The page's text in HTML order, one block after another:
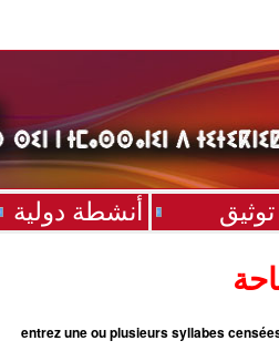
أنشطة دولية توثيق
entrez une ou plusieurs syllabes